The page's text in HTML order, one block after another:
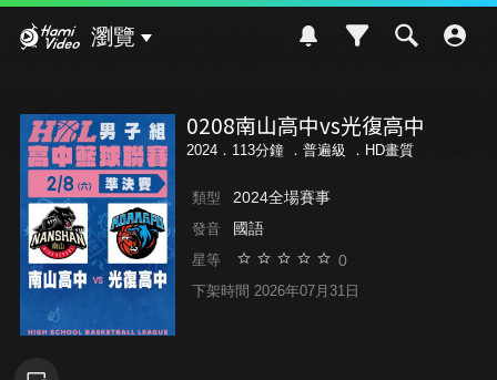
瀏覽
0208南山高中vs光復高中
2024．113分鐘 ． 普遍級 ．HD畫質
類型 2024全場賽事
發音 國語
星等 0
下架時間 2026年07月31日